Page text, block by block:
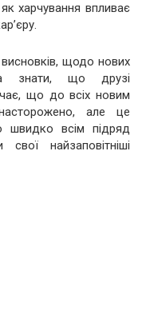
харчування впливає
щодо нових
знати, що друзі
що до всіх новим
але це
всім підряд
найзаповітніші